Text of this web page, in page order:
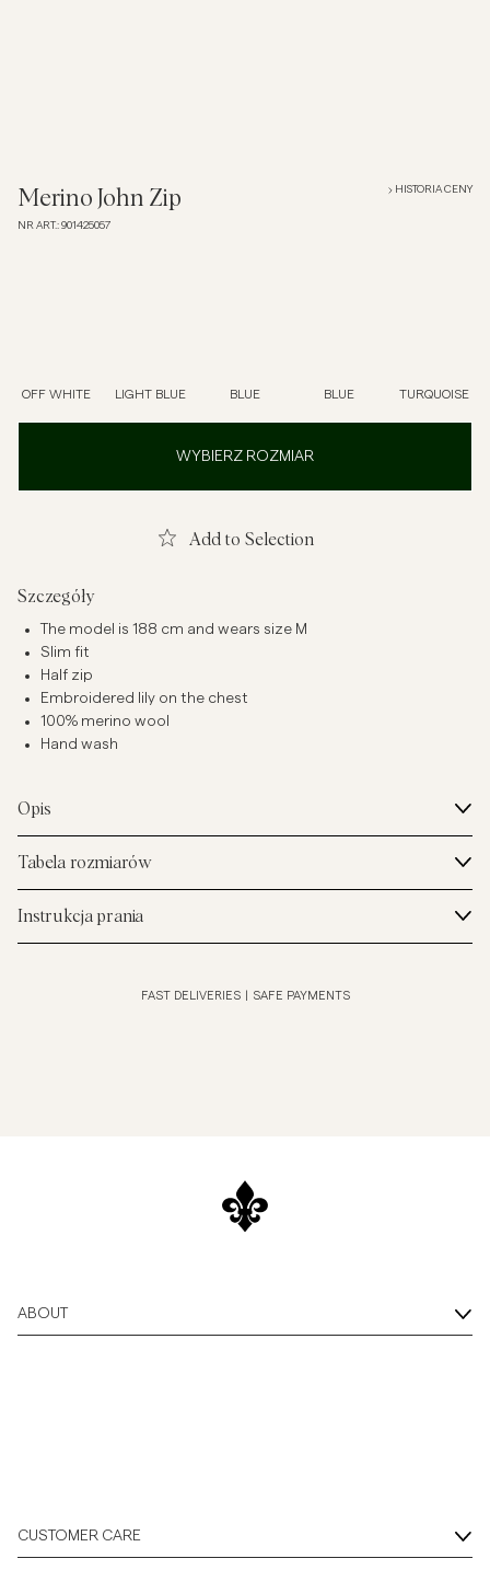
Koszule
T-shirty
Bielizna
Merino John Zip
NR ART.: 901425057
HISTORIA CENY
OFF WHITE LIGHT BLUE BLUE BLUE TURQUOISE
WYBIERZ ROZMIAR
Add to Selection
Szczegóły
The model is 188 cm and wears size M
Slim fit
Half zip
Embroidered lily on the chest
100% merino wool
Hand wash
Opis
Tabela rozmiarów
Instrukcja prania
FAST DELIVERIES SAFE PAYMENTS
ABOUT
CUSTOMER CARE